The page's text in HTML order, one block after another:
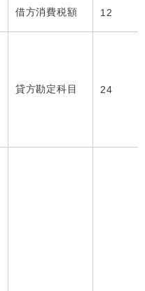
借方消費税額 12
貸方勘定科目 24